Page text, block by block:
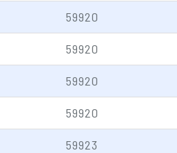
59920
59920
59920
59920
59923